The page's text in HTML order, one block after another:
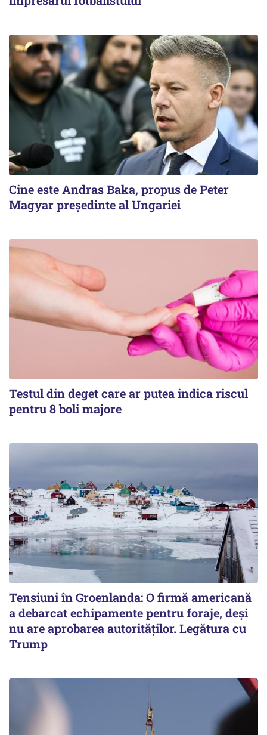
Cine este Andras Baka, propus de Peter
Magyar președinte al Ungariei
Testul din deget care ar putea indica riscul
pentru 8 boli majore
Tensiuni în Groenlanda: O firmă americană
a debarcat echipamente pentru foraje, deși
nu are aprobarea autorităților. Legătura cu
Trump